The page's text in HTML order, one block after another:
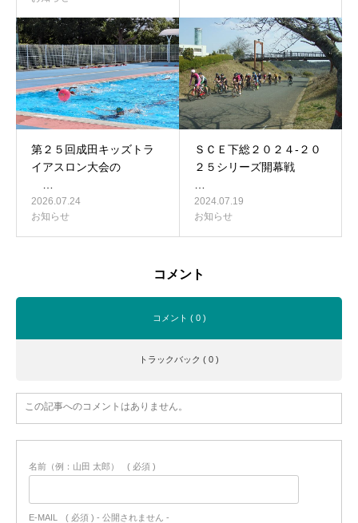
第２５回成田キッズトラ
イアスロン大会の
2026.07.24
お知らせ
ＳＣＥ下総２０２４-２０
２５シリーズ開幕戦
2024.07.19
お知らせ
コメント
コメント ( 0 )
トラックバック ( 0 )
この記事へのコメントはありません。
名前（例：山田 太郎） ( 必須 )
E-MAIL ( 必須 ) - 公開されません -